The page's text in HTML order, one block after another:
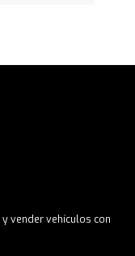
vender vehículos con